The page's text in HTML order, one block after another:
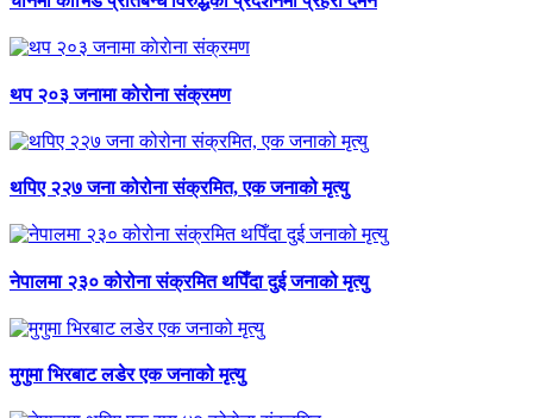
थप २०३ जनामा काेराेना संक्रमण
थपिए २२७ जना कोरोना संक्रमित, एक जनाको मृत्यु
नेपालमा २३० कोरोना संक्रमित थपिँदा दुई जनाको मृत्यु
मुगुमा भिरबाट लडेर एक जनाको मृत्यु